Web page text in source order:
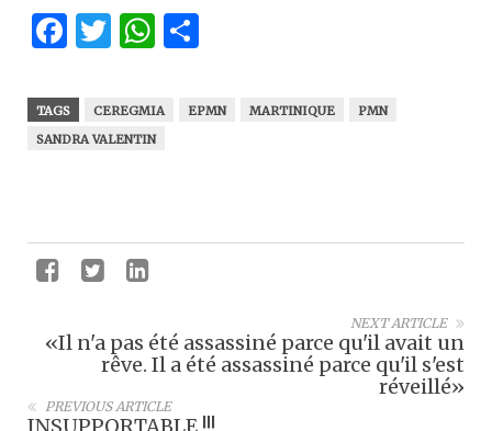
Facebook
Twitter
WhatsApp
TAGS CEREGMIA EPMN MARTINIQUE
PMN
SANDRA VALENTIN
NEXT ARTICLE
«Il n'a pas été assassiné parce qu'il avait un
rêve. Il a été assassiné parce qu'il s'est
réveillé»
PREVIOUS ARTICLE
INSUPPORTABLE !!!